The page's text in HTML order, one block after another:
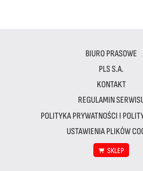
BIURO PRASOWE
PLS S.A.
KONTAKT
REGULAMIN
POLITYKA PRYWATNOŚCI I
USTAWIENIA PLIKÓW
SKLEP